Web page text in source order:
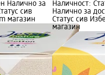
Налично за
сив
магазин
Наличност:
Налично за
Статус сив
магазин